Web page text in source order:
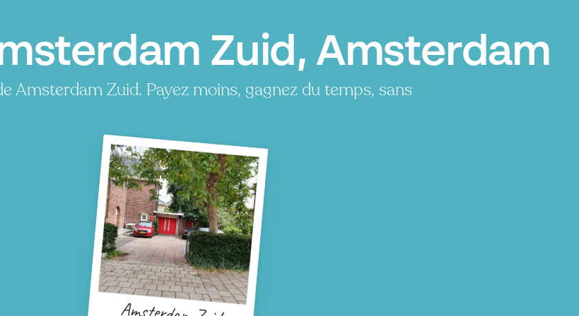
Zuid, Amsterdam
Amsterdam Zuid. Payez moins, gagnez du temps, sans
P
P
P
P P
P
P
P P